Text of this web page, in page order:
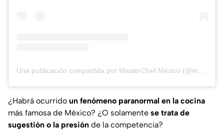
Una publicación compartida por MasterChef México (@masterchefmx)
¿Habrá ocurrido un fenómeno paranormal en la cocina
más famosa de México? ¿O solamente se trata de
sugestión o la presión de la competencia?